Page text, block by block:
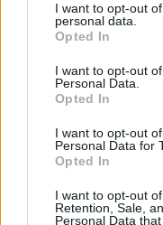
I want to opt-out
personal data.
Opted In
I want to opt-out
Personal Data.
Opted In
I want to opt-out
Personal Data for
Opted In
I want to opt-out
Retention, Sale,
Personal Data
Könyörtelen
állnak - indul az